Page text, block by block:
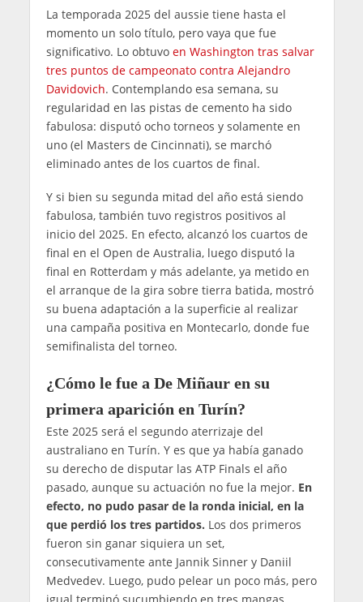
La temporada 2025 del aussie tiene hasta el
momento un solo título, pero vaya que fue
significativo. Lo obtuvo en Washington tras salvar
tres puntos de campeonato contra Alejandro
Davidovich. Contemplando esa semana, su
regularidad en las pistas de cemento ha sido
fabulosa: disputó ocho torneos y solamente en
uno (el Masters de Cincinnati), se marchó
eliminado antes de los cuartos de final.
Y si bien su segunda mitad del año está siendo
fabulosa, también tuvo registros positivos al
inicio del 2025. En efecto, alcanzó los cuartos de
final en el Open de Australia, luego disputó la
final en Rotterdam y más adelante, ya metido en
el arranque de la gira sobre tierra batida, mostró
su buena adaptación a la superficie al realizar
una campaña positiva en Montecarlo, donde fue
semifinalista del torneo.
¿Cómo le fue a De Miñaur en su
primera aparición en Turín?
Este 2025 será el segundo aterrizaje del
australiano en Turín. Y es que ya había ganado
su derecho de disputar las ATP Finals el año
pasado, aunque su actuación no fue la mejor. En
efecto, no pudo pasar de la ronda inicial, en la
que perdió los tres partidos. Los dos primeros
fueron sin ganar siquiera un set,
consecutivamente ante Jannik Sinner y Daniil
Medvedev. Luego, pudo pelear un poco más, pero